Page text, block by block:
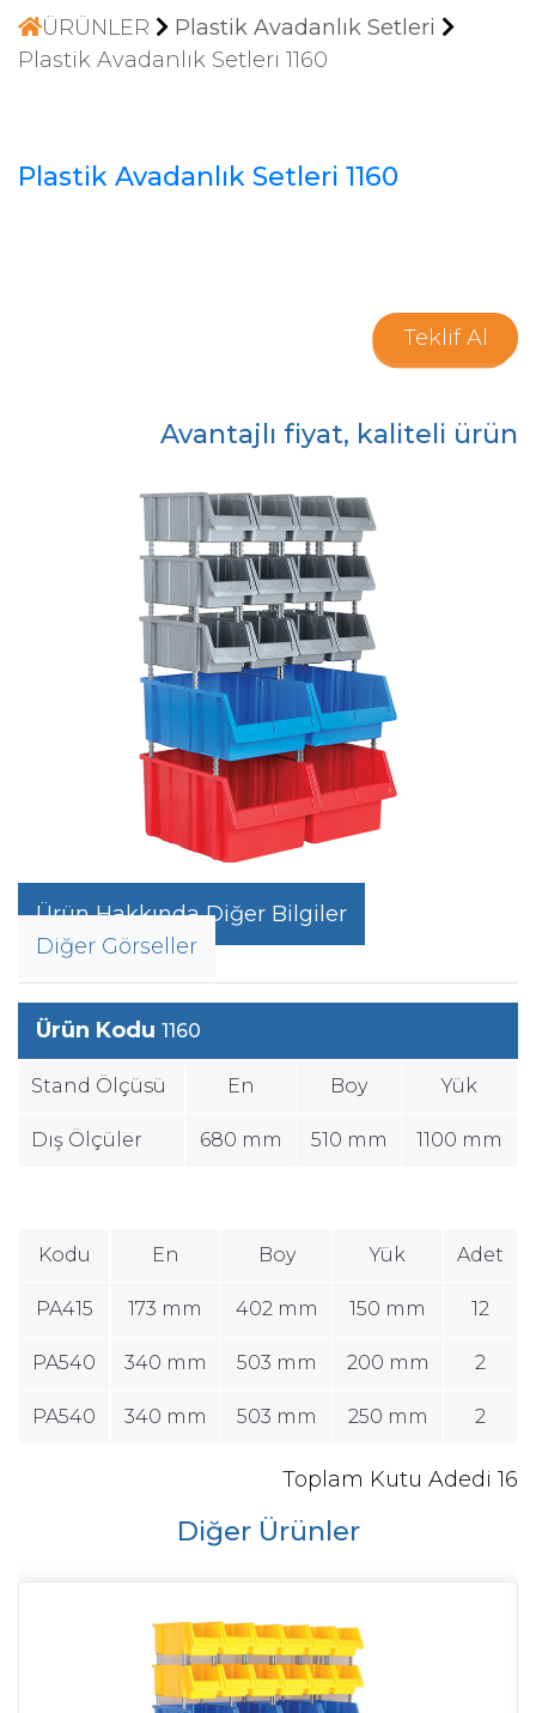
ÜRÜNLER
Plastik Avadanlık Setleri
Plastik Avadanlık Setleri 1160
Plastik Avadanlık Setleri 1160
Teklif Al
Avantajlı fiyat, kaliteli ürün
Ürün Hakkında Diğer Bilgiler
Diğer Görseller
Ürün Kodu 1160
Stand Ölçüsü En Boy Yük
Dış Ölçüler 680 mm 510 mm 1100 mm
Kodu En Boy Yük Adet
PA415 173 mm 402 mm 150 mm 12
PA540 340 mm 503 mm 200 mm 2
PA540 340 mm 503 mm 250 mm 2
Toplam Kutu Adedi 16
Diğer Ürünler